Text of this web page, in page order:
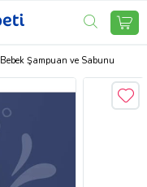
Bebek Şampuan ve Sabunu